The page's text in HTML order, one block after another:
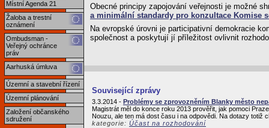
Místní Agenda 21
Žaloba a trestní
oznámení
Ombudsman -
Veřejný ochránce
práv
Aarhuská úmluva
Územní a stavební řízení
Územní plánování
Založení občanského
sdružení
Obecné principy zapojování veřejnosti je možné
a minimální standardy pro konzultace Komise
Na evropské úrovni je participativní demokracie
společnost a poskytují jí příležitost ovlivnit
Související zprávy
3.3.2014 - Problémy se zprovozněním Blanky město
Magistrát měl do konce roku 2013 prověřit, jak pomoci
Nouzu, ale ten má dost času i na odpovědi. Na dotazy totiž
kategorie: Účast na rozhodování